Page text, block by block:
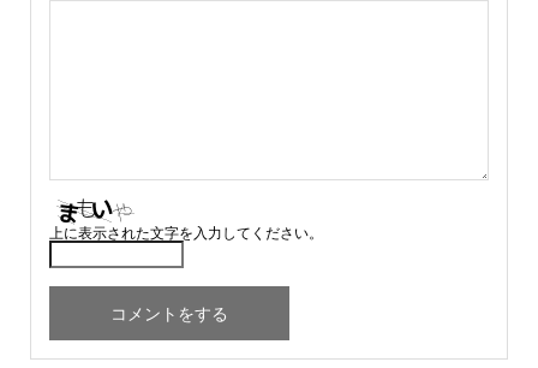
上に表示された文字を入力してください。